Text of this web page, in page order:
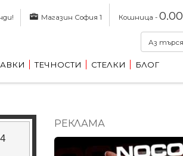
Магазин София 1 Кошница - 0.00
ТЕЧНОСТИ СТЕЛКИ БЛОГ
РЕКЛАМА